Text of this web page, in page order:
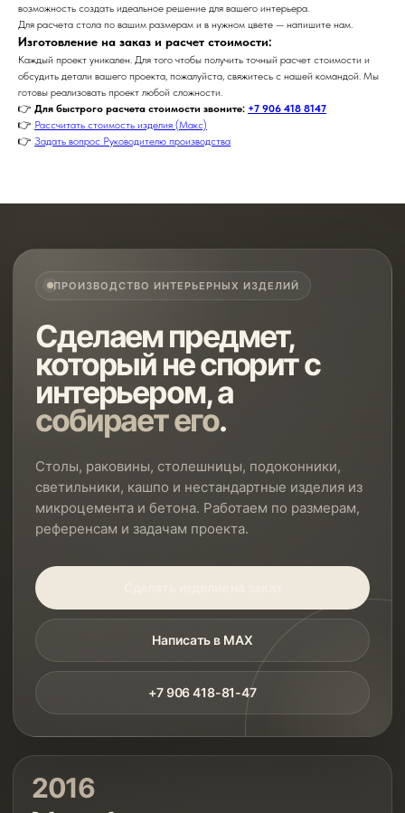
возможность создать идеальное решение для вашего интерьера.
Для расчета стола по вашим размерам и в нужном цвете — напишите нам.
Изготовление на заказ и расчет стоимости:
Каждый проект уникален. Для того чтобы получить точный расчет стоимости и
обсудить детали вашего проекта, пожалуйста, свяжитесь с нашей командой. Мы
готовы реализовать проект любой сложности.
👉 Для быстрого расчета стоимости звоните: +7 906 418 8147
👉 Рассчитать стоимость изделия (Макс)
👉 Задать вопрос Руководителю производства
ПРОИЗВОДСТВО ИНТЕРЬЕРНЫХ ИЗДЕЛИЙ
Сделаем предмет,
который не спорит с
интерьером, а
собирает его.
Столы, раковины, столешницы, подоконники,
светильники, кашпо и нестандартные изделия из
микроцемента и бетона. Работаем по размерам,
референсам и задачам проекта.
Написать в MAX
+7 906 418-81-47
2016